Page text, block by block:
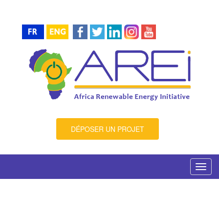
DÉPOSER UN PROJET